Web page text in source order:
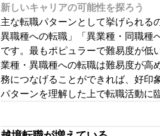
新しいキャリアの可能性を探ろう
主な転職パターンとして挙げられる
異職種への転職」「異業種・同職種
です。最もポピュラーで難易度が低
業種・異職種への転職は難易度が高
務につなげることができれば、好印
パターンを理解した上で転職活動に